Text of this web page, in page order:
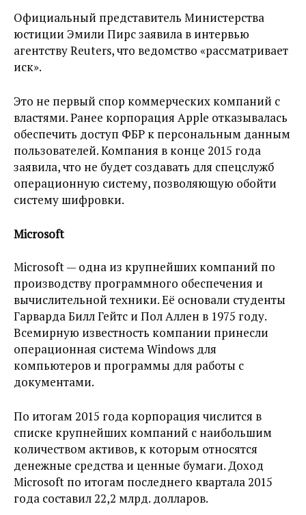
Официальный представитель Министерства
юстиции Эмили Пирс заявила в интервью
агентству Reuters, что ведомство «рассматривает
иск».
Это не первый спор коммерческих компаний с
властями. Ранее корпорация Apple отказывалась
обеспечить доступ ФБР к персональным данным
пользователей. Компания в конце 2015 года
заявила, что не будет создавать для спецслужб
операционную систему, позволяющую обойти
систему шифровки.
Microsoft
Microsoft — одна из крупнейших компаний по
производству программного обеспечения и
вычислительной техники. Её основали студенты
Гарварда Билл Гейтс и Пол Аллен в 1975 году.
Всемирную известность компании принесли
операционная система Windows для
компьютеров и программы для работы с
документами.
По итогам 2015 года корпорация числится в
списке крупнейших компаний с наибольшим
количеством активов, к которым относятся
денежные средства и ценные бумаги. Доход
Microsoft по итогам последнего квартала 2015
года составил 22,2 млрд. долларов.